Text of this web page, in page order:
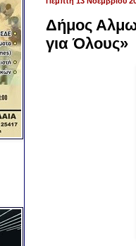
Δήμος
για Όλους»